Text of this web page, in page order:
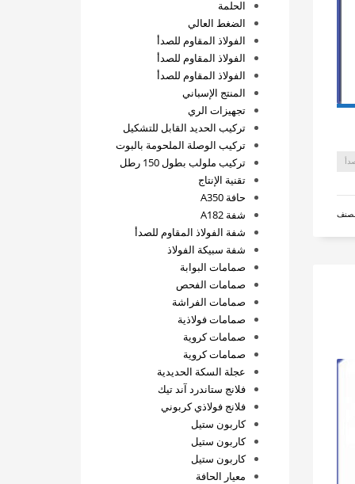
الحلمة
الضغط العالي
الفولاذ المقاوم للصدأ
الفولاذ المقاوم للصدأ
الفولاذ المقاوم للصدأ
المنتج الإسباني
تجهيزات الري
تركيب الحديد القابل للتشكيل
تركيب الوصلة الملحومة بالبوت
تركيب ملولب بطول 150 رطل
تقنية الإنتاج
حافة A350
شفة A182
شفة الفولاذ المقاوم للصدأ
شفة سبيكة الفولاذ
صمامات البوابة
صمامات الفحص
صمامات الفراشة
صمامات فولاذية
صمامات كروية
صمامات كروية
عجلة السكة الحديدية
فلانج ستاندرد آند تيك
فلانج فولاذي كربوني
كاربون ستيل
كاربون ستيل
كاربون ستيل
معيار الحافة